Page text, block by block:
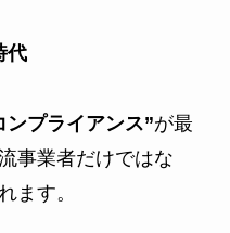
代
ンプライアンス”が最
事業者だけではな
ます。